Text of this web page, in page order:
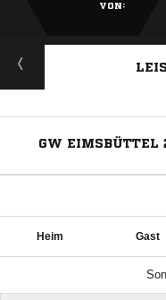
VON:
GW EIMSBÜTTEL
Heim Gast